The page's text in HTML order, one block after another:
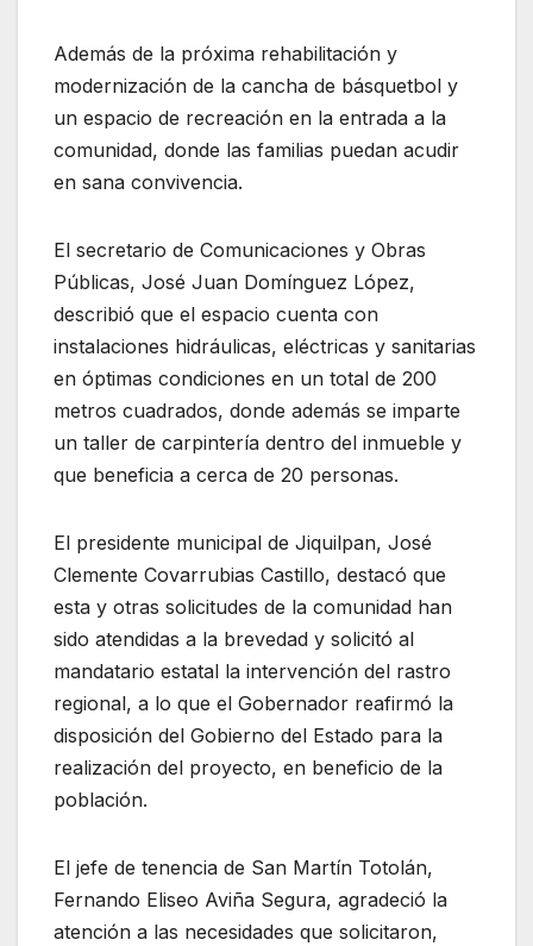
Además de la próxima rehabilitación y
modernización de la cancha de básquetbol y
un espacio de recreación en la entrada a la
comunidad, donde las familias puedan acudir
en sana convivencia.
El secretario de Comunicaciones y Obras
Públicas, José Juan Domínguez López,
describió que el espacio cuenta con
instalaciones hidráulicas, eléctricas y sanitarias
en óptimas condiciones en un total de 200
metros cuadrados, donde además se imparte
un taller de carpintería dentro del inmueble y
que beneficia a cerca de 20 personas.
El presidente municipal de Jiquilpan, José
Clemente Covarrubias Castillo, destacó que
esta y otras solicitudes de la comunidad han
sido atendidas a la brevedad y solicitó al
mandatario estatal la intervención del rastro
regional, a lo que el Gobernador reafirmó la
disposición del Gobierno del Estado para la
realización del proyecto, en beneficio de la
población.
El jefe de tenencia de San Martín Totolán,
Fernando Eliseo Aviña Segura, agradeció la
atención a las necesidades que solicitaron,